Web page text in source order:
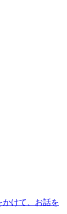
かけて、お話を